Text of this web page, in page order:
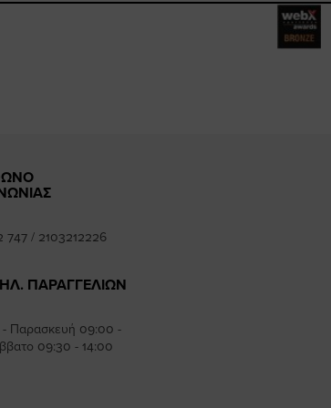
747 / 2103212226
ΠΑΡΑΓΓΕΛΙΩΝ
- Παρασκευή 09:00 -
09:30 - 14:00